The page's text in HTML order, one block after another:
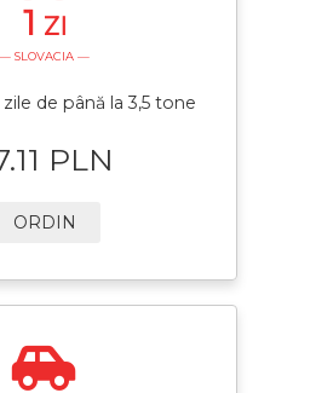
1 ZI
— SLOVACIA —
de până la 3,5 tone
PLN
ORDIN